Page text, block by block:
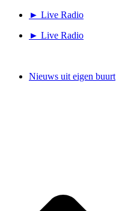
► Live Radio
► Live Radio
Nieuws uit eigen buurt